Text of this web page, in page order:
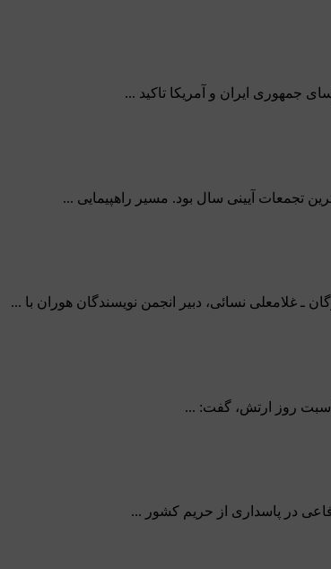
جمهوری ایران و آمریکا تاکید ...
تجمعات آیینی سال بود. مسیر راهپیمایی ...
غلامعلی نسائی، دبیر انجمن نویسندگان هوران با ...
روز ارتش، گفت: ...
در پاسداری از حریم کشور ...